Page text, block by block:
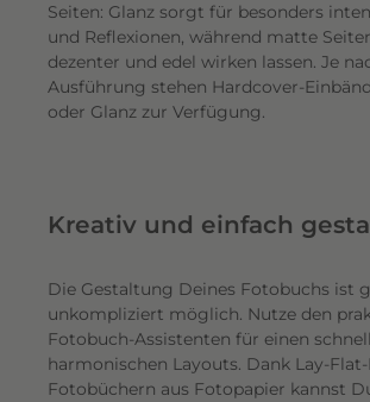
Seiten: Glanz sorgt für besonders
und Reflexionen, während matte
dezenter und edel wirken lassen. Je
Ausführung stehen Hardcover-
oder Glanz zur Verfügung.
Kreativ und einfach
Die Gestaltung Deines Fotobuchs ist
unkompliziert möglich. Nutze den
Fotobuch-Assistenten für einen
harmonischen Layouts. Dank Lay-
Fotobüchern aus Fotopapier kannst